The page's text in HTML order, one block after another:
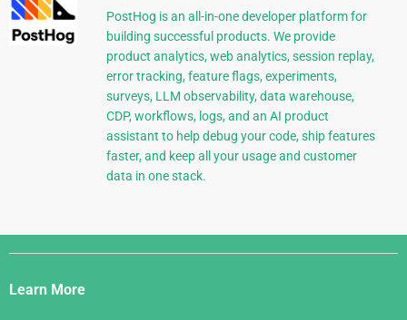
PostHog is an all-in-one developer platform for
building successful products. We provide
product analytics, web analytics, session replay,
error tracking, feature flags, experiments,
surveys, LLM observability, data warehouse,
CDP, workflows, logs, and an AI product
assistant to help debug your code, ship features
faster, and keep all your usage and customer
data in one stack.
Django
Links
Learn More